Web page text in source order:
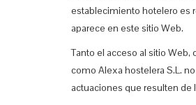
establecimiento hotelero es
aparece en este sitio Web.
Tanto el acceso al sitio
como Alexa hostelera S.L.
actuaciones que resulten de